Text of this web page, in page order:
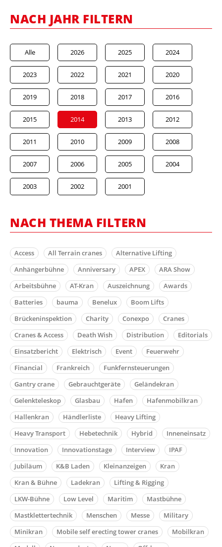
NACH JAHR FILTERN
Alle 2026 2025 2024
2023 2022 2021 2020
2019 2018 2017 2016
2015 2014 2013 2012
2011 2010 2009 2008
2007 2006 2005 2004
2003 2002 2001
NACH THEMA FILTERN
Access All Terrain cranes
Alternative Lifting
Anhängerbühne
Anniversary APEX
ARA Show
Arbeitsbühne
AT-Kran Auszeichnung
Awards
Batteries
bauma Benelux
Boom Lifts
Brückeninspektion
Charity Conexpo
Cranes
Cranes & Access
Death Wish Distribution
Editorials
Einsatzbericht
Elektrisch Event
Feuerwehr
Financial
Frankreich
Funkfernsteuerungen
Gantry crane
Gebrauchtgeräte
Geländekran
Gelenkteleskop
Glasbau Hafen
Hafenmobilkran
Hallenkran
Händlerliste
Heavy Lifting
Heavy Transport
Hebetechnik Hybrid
Inneneinsatz
Innovation
Innovationstage Interview
IPAF
Jubiläum
K&B Laden Kleinanzeigen
Kran
Kran & Bühne
Ladekran
Lifting & Rigging
LKW-Bühne
Low Level Maritim
Mastbühne
Mastklettertechnik
Menschen Messe
Military
Minikran
Mobile self erecting tower cranes
Mobilkran